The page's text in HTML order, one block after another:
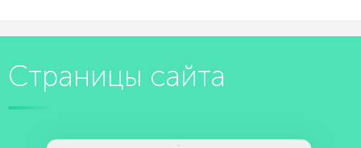
Страницы сайта